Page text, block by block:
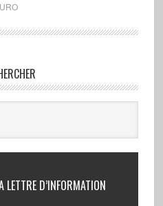
D’INFORMATION